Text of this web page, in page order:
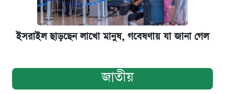
ইসরাইল ছাড়ছেন লাখো মানুষ, গবেষণায় যা জানা গেল
জাতীয়